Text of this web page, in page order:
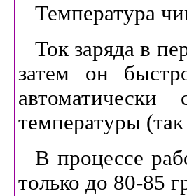
Температура
Ток заряда в
затем он
температуры
В процессе
только до 80-85